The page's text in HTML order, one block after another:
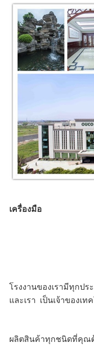
เครื่องมือ
โรงงานของเรามีทุกปร
และเรา เป็นเจ้าของเ
ผลิตสินค้าทุกชนิดที่คุณ